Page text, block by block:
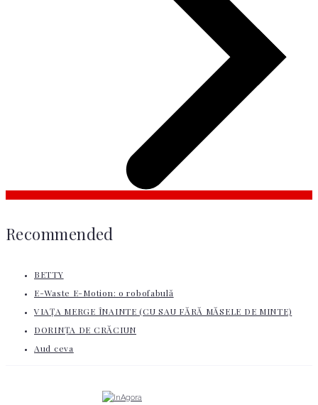
Recommended
BETTY
E-Waste E-Motion: o robofabulă
VIAȚA MERGE ÎNAINTE (CU SAU FĂRĂ MĂSELE DE MINTE)
DORINȚA DE CRĂCIUN
Aud ceva